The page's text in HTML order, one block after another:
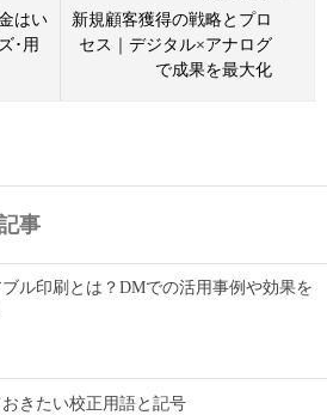
はい
･用
新規顧客獲得の戦略とプロ
セス｜デジタル×アナログ
で成果を最大化
事
ル印刷とは？DMでの活用事例や効果を
きたい校正用語と記号